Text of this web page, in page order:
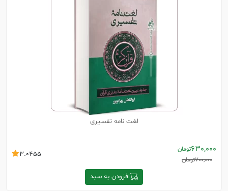
لغت نامه تفسیری
630,000تومان
700,000تومان
3.0455
افزودن به سبد